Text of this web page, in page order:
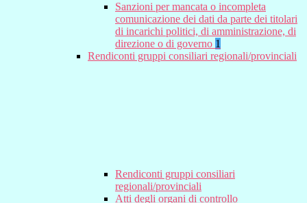
Sanzioni per mancata o incompleta
comunicazione dei dati da parte dei titolari
di incarichi politici, di amministrazione, di
direzione o di governo 1
Rendiconti gruppi consiliari regionali/provinciali
Rendiconti gruppi consiliari
regionali/provinciali
Atti degli organi di controllo